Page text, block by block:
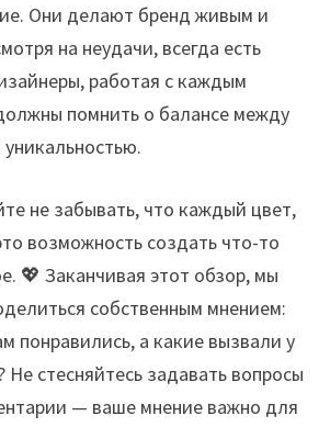
Они делают бренд живым и
на неудачи, всегда есть
работая с каждым
помнить о балансе между
не забывать, что каждый цвет,
возможность создать что-то
💖 Заканчивая этот обзор, мы
собственным мнением:
понравились, а какие вызвали у
Не стесняйтесь задавать вопросы
— ваше мнение важно для